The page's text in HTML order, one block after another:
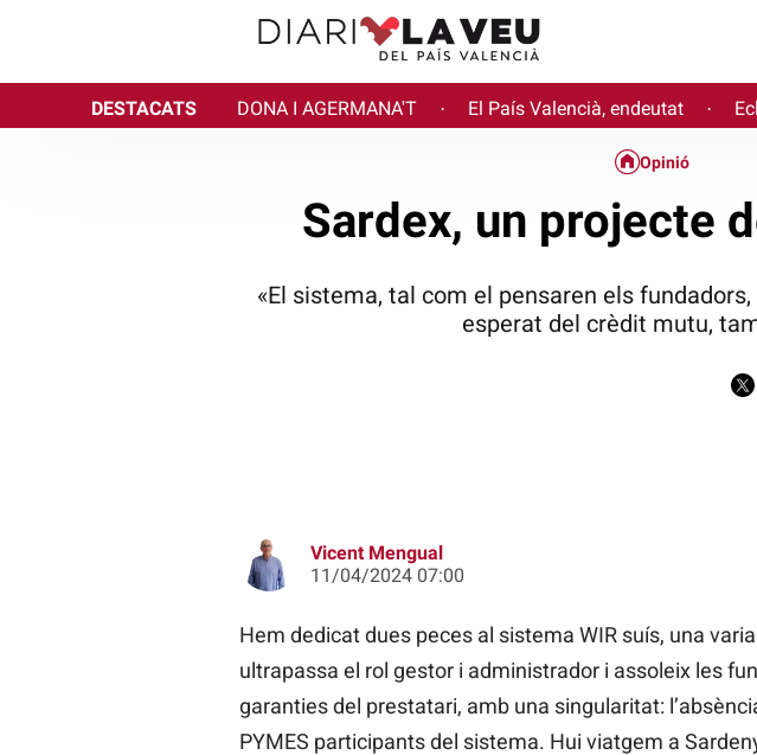
DESTACATS DONA I AGERMANA'T · El País Valencià, endeutat ·
Opinió
Sardex, un projecte
«El sistema, tal com el pensaren els
esperat del crèdit mutu,
Vicent Mengual
11/04/2024 07:00
Hem dedicat dues peces al sistema WIR suís, una
ultrapassa el rol gestor i administrador i assoleix les
garanties del prestatari, amb una singularitat:
PYMES participants del sistema. Hui viatgem a